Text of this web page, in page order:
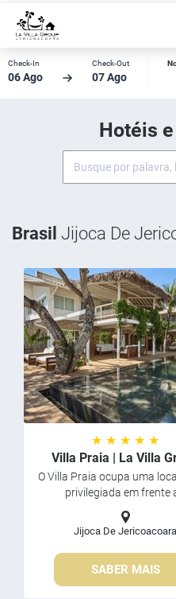
Check-In
06 Ago
Check-Out
07 Ago
Hotéis
Brasil Jijoca De
★ ★ ★ ★ ★
Villa Praia | La Villa
O Villa Praia ocupa uma
privilegiada em frente
Jijoca De Jericoacoara
SABER MAIS